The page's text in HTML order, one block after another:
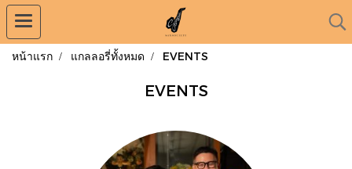
หน้าแรก แกลลอรี่ทั้งหมด EVENTS
EVENTS